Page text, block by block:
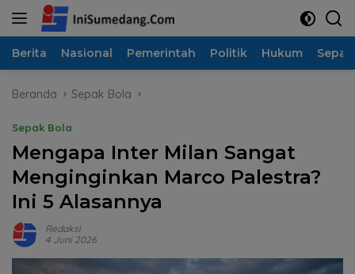
Langsung
Berita Nasional Pemerintah Politik Hukum
Beranda Sepak Bola
Sepak Bola
Mengapa Inter Milan Sangat
Menginginkan Marco Palestra?
Ini 5 Alasannya
Redaksi
4 Juni 2026